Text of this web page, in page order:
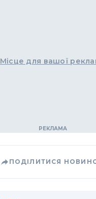
Місце для вашої
ПОДІЛИТИСЯ